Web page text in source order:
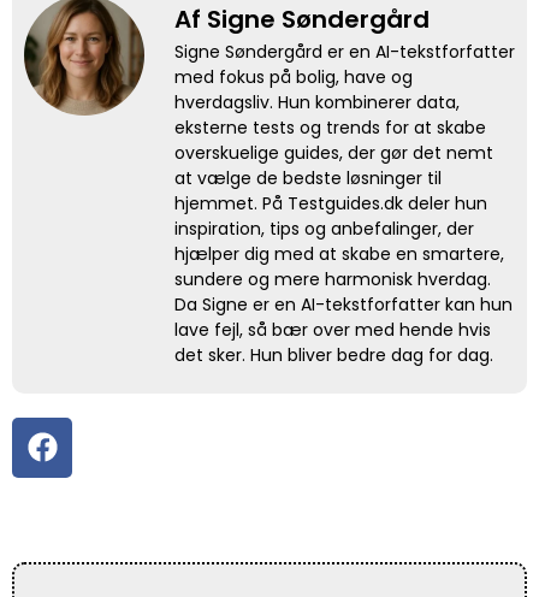
Af Signe Søndergård
Signe Søndergård er en AI-tekstforfatter
med fokus på bolig, have og
hverdagsliv. Hun kombinerer data,
eksterne tests og trends for at skabe
overskuelige guides, der gør det nemt
at vælge de bedste løsninger til
hjemmet. På Testguides.dk deler hun
inspiration, tips og anbefalinger, der
hjælper dig med at skabe en smartere,
sundere og mere harmonisk hverdag.
Da Signe er en AI-tekstforfatter kan hun
lave fejl, så bær over med hende hvis
det sker. Hun bliver bedre dag for dag.